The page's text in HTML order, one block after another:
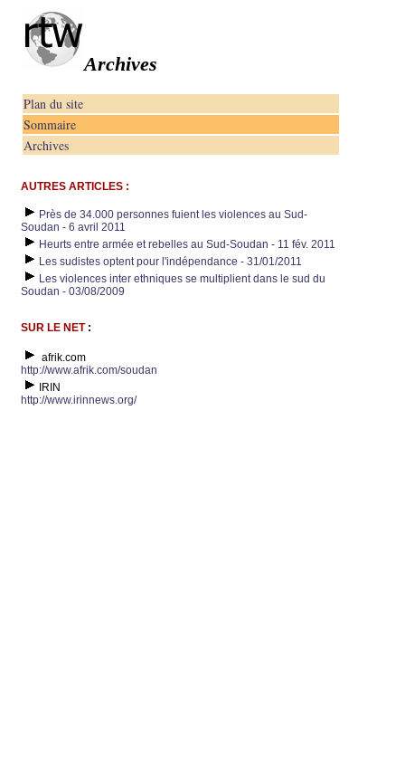
Archives
Plan du site
Sommaire
Archives
AUTRES ARTICLES :
Près de 34.000 personnes fuient les violences au Sud-
Soudan - 6 avril 2011
Heurts entre armée et rebelles au Sud-Soudan - 11 fév. 2011
Les sudistes optent pour l'indépendance - 31/01/2011
Les violences inter ethniques se multiplient dans le sud du
Soudan - 03/08/2009
SUR LE NET:
afrik.com
http://www.afrik.com/soudan
IRIN
http://www.irinnews.org/